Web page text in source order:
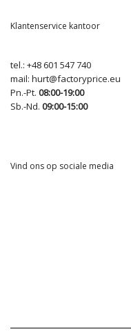
Klantenservice kantoor
tel.: +48 601 547 740
mail: hurt@factoryprice.eu
Pn.-Pt. 08:00-19:00
Sb.-Nd. 09:00-15:00
Vind ons op sociale media